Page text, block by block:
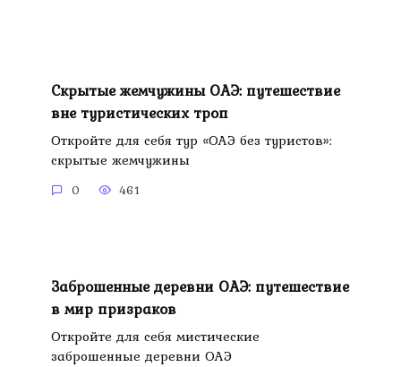
Скрытые жемчужины ОАЭ: путешествие
вне туристических троп
Откройте для себя тур «ОАЭ без туристов»:
скрытые жемчужины
0 461
Заброшенные деревни ОАЭ: путешествие
в мир призраков
Откройте для себя мистические
заброшенные деревни ОАЭ